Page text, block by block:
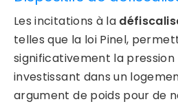
Les incitations à la
telles que la loi Pinel,
significativement la pression
investissant dans un
argument de poids pour de